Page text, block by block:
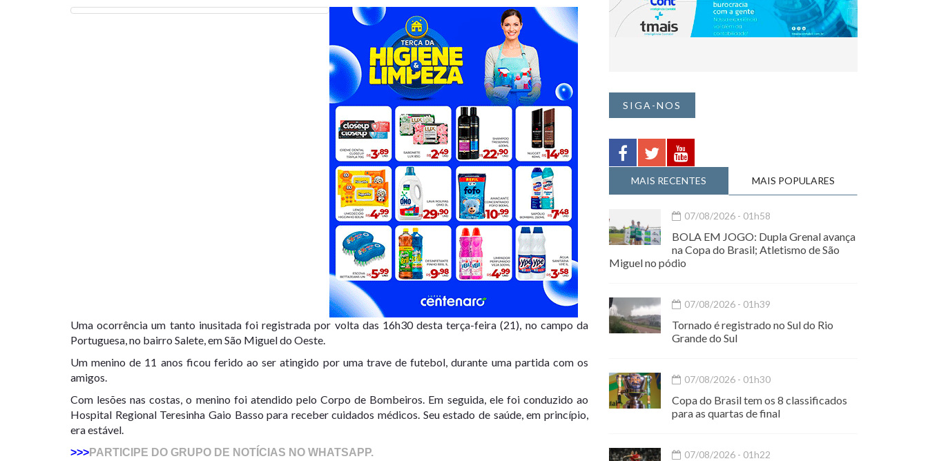
Uma ocorrência um tanto inusitada foi registrada por volta das 16h30 desta terça-feira (21), no campo da
Portuguesa, no bairro Salete, em São Miguel do Oeste.
Um menino de 11 anos ficou ferido ao ser atingido por uma trave de futebol, durante uma partida com os
amigos.
Com lesões nas costas, o menino foi atendido pelo Corpo de Bombeiros. Em seguida, ele foi conduzido ao
Hospital Regional Teresinha Gaio Basso para receber cuidados médicos. Seu estado de saúde, em princípio,
era estável.
>>>PARTICIPE DO GRUPO DE NOTÍCIAS NO WHATSAPP.
SIGA-NOS
MAIS RECENTES MAIS POPULARES
07/08/2026 - 01h58
BOLA EM JOGO: Dupla Grenal avança
na Copa do Brasil; Atletismo de São
Miguel no pódio
07/08/2026 - 01h39
Tornado é registrado no Sul do Rio
Grande do Sul
07/08/2026 - 01h30
Copa do Brasil tem os 8 classificados
para as quartas de final
07/08/2026 - 01h22